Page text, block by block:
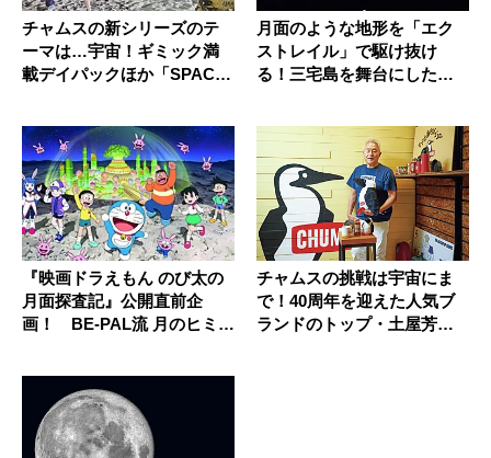
チャムスの新シリーズのテ
ーマは…宇宙！ギミック満
載デイパックほか「SPAC
月面のような地形を「エク
ストレイル」で駆け抜け
る！三宅島を舞台にした限
『映画ドラえもん のび太の
月面探査記』公開直前企
画！ BE-PAL流 月のヒミ
チャムスの挑戦は宇宙にま
で！40周年を迎えた人気ブ
ランドのトップ・土屋芳隆